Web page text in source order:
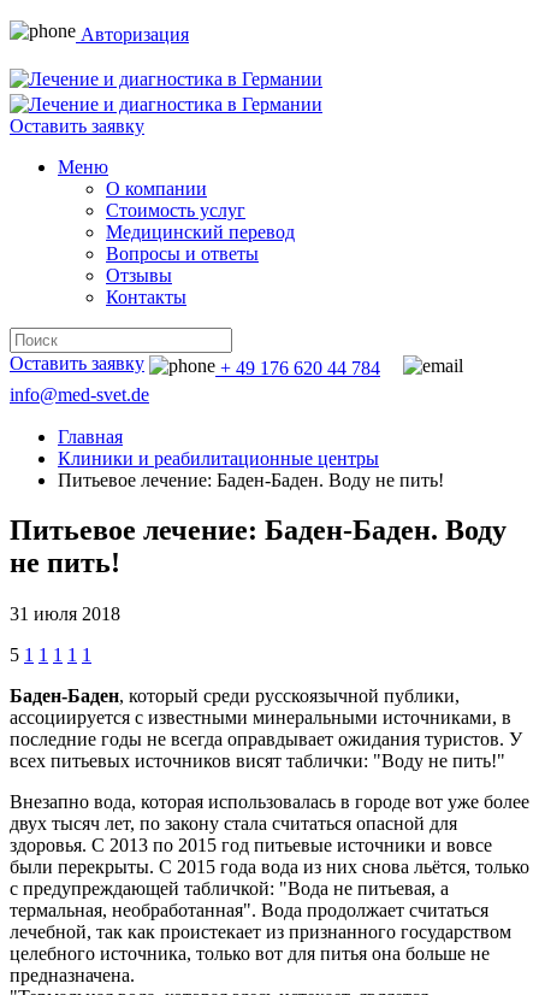
Авторизация
Оставить заявку
Меню
О компании
Стоимость услуг
Медицинский перевод
Вопросы и ответы
Отзывы
Контакты
Оставить заявку
+ 49 176 620 44 784
info@med-svet.de
Главная
Клиники и реабилитационные центры
Питьевое лечение: Баден-Баден. Воду не пить!
Питьевое лечение: Баден-Баден. Воду
не пить!
31 июля 2018
5 1 1 1 1 1
Баден-Баден, который среди русскоязычной публики,
ассоциируется с известными минеральными источниками, в
последние годы не всегда оправдывает ожидания туристов. У
всех питьевых источников висят таблички: "Воду не пить!"
Внезапно вода, которая использовалась в городе вот уже более
двух тысяч лет, по закону стала считаться опасной для
здоровья. С 2013 по 2015 год питьевые источники и вовсе
были перекрыты. С 2015 года вода из них снова льётся, только
с предупреждающей табличкой: "Вода не питьевая, а
термальная, необработанная". Вода продолжает считаться
лечебной, так как проистекает из признанного государством
целебного источника, только вот для питья она больше не
предназначена.